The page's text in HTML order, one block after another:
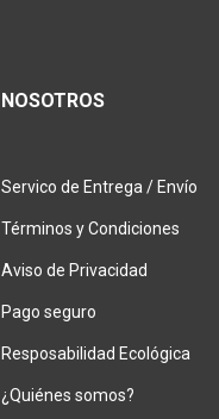
NOSOTROS
Servico de Entrega / Envío
Términos y Condiciones
Aviso de Privacidad
Pago seguro
Resposabilidad Ecológica
¿Quiénes somos?